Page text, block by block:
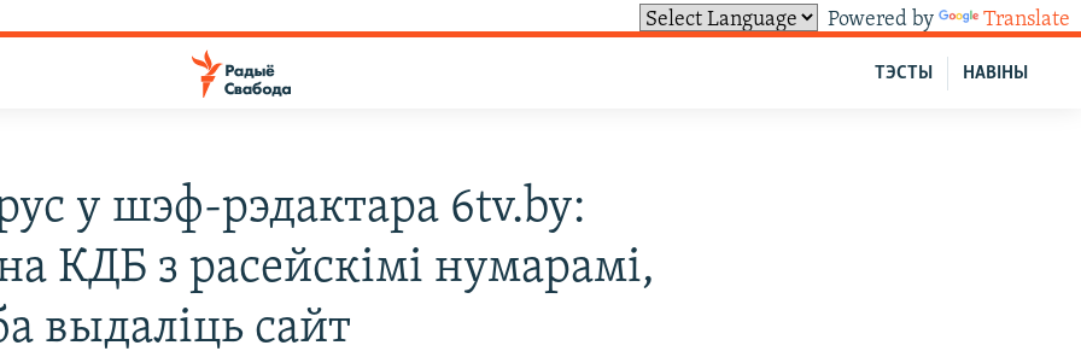
Powered by Translate
НАВІНЫ
ТЭСТЫ
у шэф-рэдактара 6tv.by:
КДБ з расейскімі нумарамі,
выдаліць сайт